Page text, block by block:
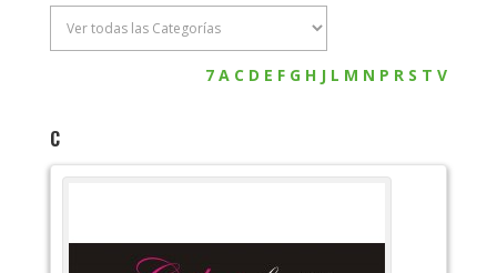
7 A C D E F G H J L M N P R S T V
C